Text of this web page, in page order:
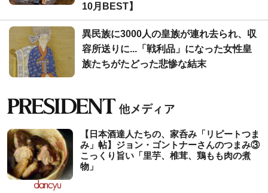
10月BEST】
異民族に3000人の皇族が連れ去られ、収
容所送りに...「戦利品」になった女性皇
族たちがたどった悲惨な結末
【日本酒達人たちの、家呑み「リピートつま
み」帖】ジョン・ゴントナーさんのつまみ③
こっくり旨い「里芋、椎茸、鶏もも肉の煮
物」